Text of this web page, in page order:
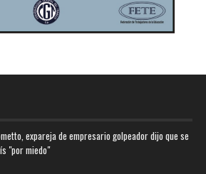
expareja de empresario golpeador dijo que se
"por miedo"